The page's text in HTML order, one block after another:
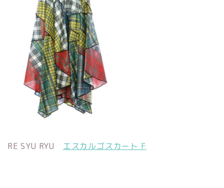
RE SYU RYU エスカルゴスカート F